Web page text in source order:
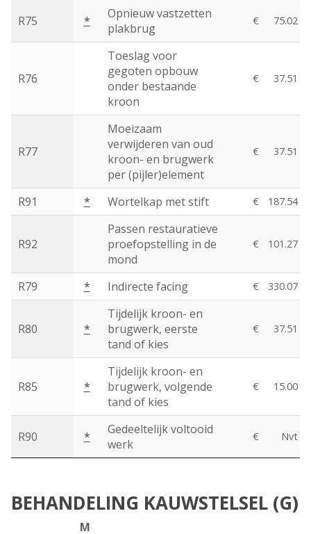
R75 *
Opnieuw vastzetten
plakbrug
€ 75.02
R76
Toeslag voor
gegoten opbouw
onder bestaande
kroon
€ 37.51
R77
Moeizaam
verwijderen van oud
kroon- en brugwerk
per (pijler)element
€ 37.51
R91 * Wortelkap met stift € 187.54
R92
Passen restauratieve
proefopstelling in de
mond
€ 101.27
R79 * Indirecte facing € 330.07
R80 *
Tijdelijk kroon- en
brugwerk, eerste
tand of kies
€ 37.51
R85 *
Tijdelijk kroon- en
brugwerk, volgende
tand of kies
€ 15.00
R90 *
Gedeeltelijk voltooid
werk
€ Nvt
BEHANDELING KAUWSTELSEL (G)
M